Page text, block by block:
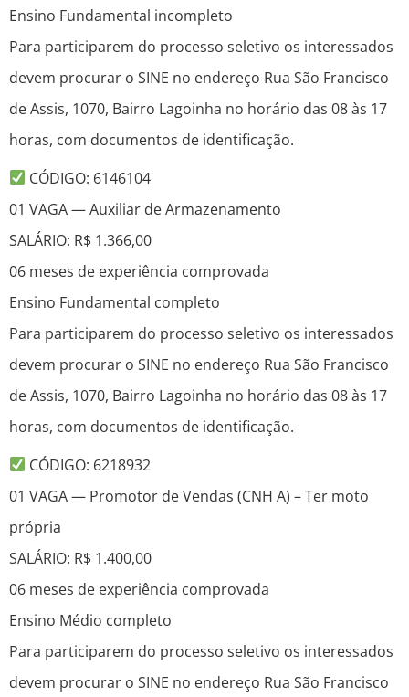
Ensino Fundamental incompleto
Para participarem do processo seletivo os interessados
devem procurar o SINE no endereço Rua São Francisco
de Assis, 1070, Bairro Lagoinha no horário das 08 às 17
horas, com documentos de identificação.
CÓDIGO: 6146104
01 VAGA — Auxiliar de Armazenamento
SALÁRIO: R$ 1.366,00
06 meses de experiência comprovada
Ensino Fundamental completo
Para participarem do processo seletivo os interessados
devem procurar o SINE no endereço Rua São Francisco
de Assis, 1070, Bairro Lagoinha no horário das 08 às 17
horas, com documentos de identificação.
CÓDIGO: 6218932
01 VAGA — Promotor de Vendas (CNH A) – Ter moto
própria
SALÁRIO: R$ 1.400,00
06 meses de experiência comprovada
Ensino Médio completo
Para participarem do processo seletivo os interessados
devem procurar o SINE no endereço Rua São Francisco